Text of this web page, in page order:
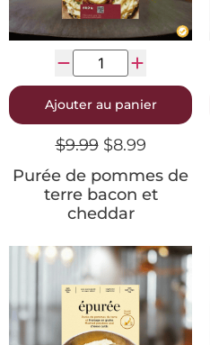
Purée de pommes de
terre bacon et
cheddar
$9.99 $8.99
Ajouter au panier